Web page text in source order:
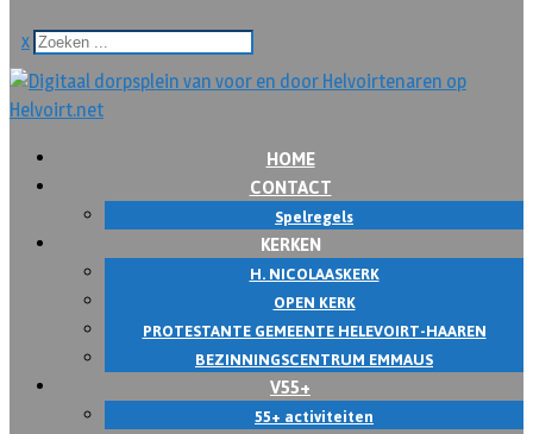
x
HOME
CONTACT
Spelregels
KERKEN
H. NICOLAASKERK
OPEN KERK
PROTESTANTE GEMEENTE HELEVOIRT-HAAREN
BEZINNINGSCENTRUM EMMAUS
V55+
55+ activiteiten